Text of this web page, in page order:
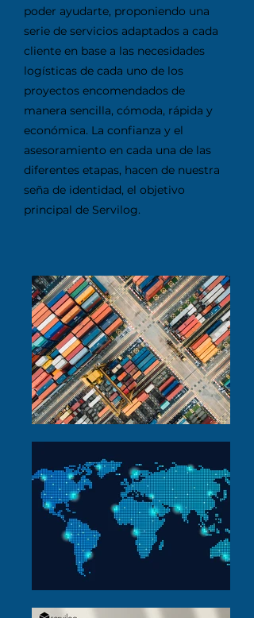
poder ayudarte, proponiendo una
serie de servicios adaptados a cada
cliente en base a las necesidades
logísticas de cada uno de los
proyectos encomendados de
manera sencilla, cómoda, rápida y
económica. La confianza y el
asesoramiento en cada una de las
diferentes etapas, hacen de nuestra
seña de identidad, el objetivo
principal de Servilog.